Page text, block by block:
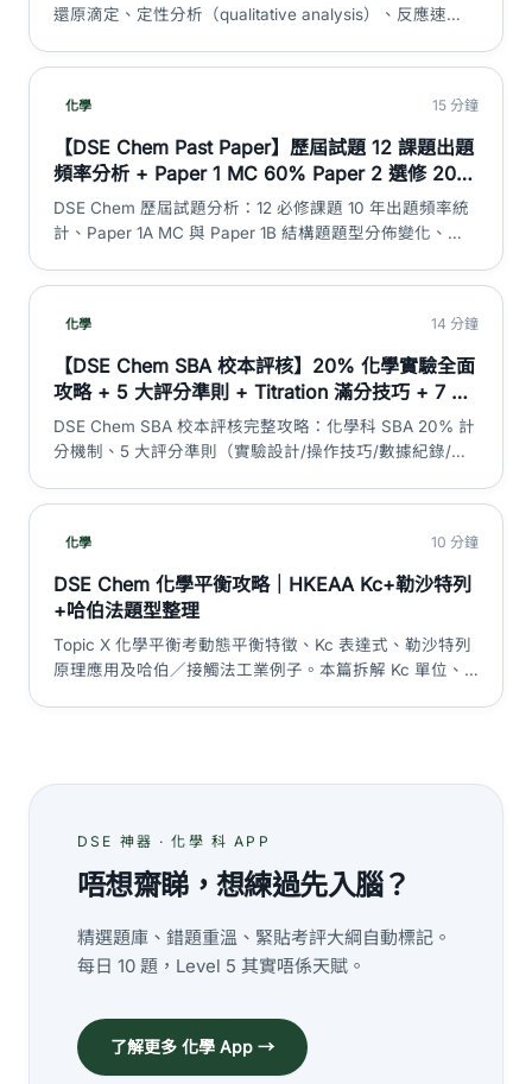
還原滴定、定性分析（qualitative analysis）、反應速
始數據表、滴定讀數、計算步驟同 Discussion／
20%。
化學 15 分鐘
【DSE Chem Past Paper】歷屆試題 12 課題出題
頻率分析 + Paper 1 MC 60% Paper 2 選修 20%
SBA 20% 題型分佈 + 10 年趨勢 + 2026 溫習重
點｜DSE 神器
DSE Chem 歷屆試題分析：12 必修課題 10 年出題頻率統
計、Paper 1A MC 與 Paper 1B 結構題題型分佈變化、
大必考計算題類型、跨課題混合題趨勢、2026 年溫習優
習策略建議。
化學 14 分鐘
【DSE Chem SBA 校本評核】20% 化學實驗全面
攻略 + 5 大評分準則 + Titration 滿分技巧 + 7 大
常見扣分位 + 報告框架｜DSE 神器
DSE Chem SBA 校本評核完整攻略：化學科 SBA 20% 計
分機制、5 大評分準則（實驗設計/操作技巧/數據紀錄/誤
題列表、報告撰寫框架、考生最常犯嘅 7 個扣分位。
化學 10 分鐘
DSE Chem 化學平衡攻略｜HKEAA Kc+勒沙特列
+哈伯法題型整理
Topic X 化學平衡考動態平衡特徵、Kc 表達式、勒沙特列
原理應用及哈伯／接觸法工業例子。本篇拆解 Kc 單位、
DSE 神器 · 化學 科 APP
唔想齋睇，想練過先入腦？
精選題庫、錯題重溫、緊貼考評大綱自動標記。
每日 10 題，Level 5 其實唔係天賦。
了解更多 化學 App →